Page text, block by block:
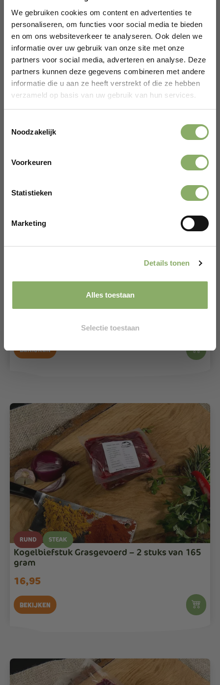
We gebruiken cookies om content en advertenties te
personaliseren, om functies voor social media te bieden
en om ons websiteverkeer te analyseren. Ook delen we
informatie over uw gebruik van onze site met onze
partners voor social media, adverteren en analyse. Deze
partners kunnen deze gegevens combineren met andere
informatie die u aan ze heeft verstrekt of die ze hebben
verzameld op basis van uw gebruik van hun services.
Noodzakelijk
Voorkeuren
Statistieken
Marketing
Details tonen
Alles toestaan
Selectie toestaan
RUND STEAK
Biefstuk Grasgevoerd – 350 Gram
14,95
Tournedos- 2 stuks van 165 gram
Bekijken
RUND STEAK
Kogelbiefstuk Grasgevoerd – 2 stuks van 165
gram
16,95
Bekijken
Er wacht een kortingscode op je.